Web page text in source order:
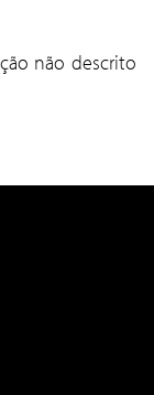
não descrito